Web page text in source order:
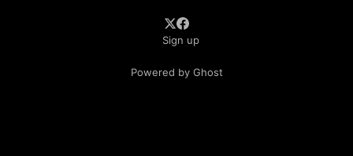
Sign up
Powered by Ghost